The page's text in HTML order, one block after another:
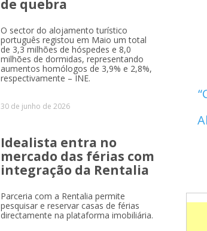
de quebra
O sector do alojamento turístico
português registou em Maio um total
de 3,3 milhões de hóspedes e 8,0
milhões de dormidas, representando
aumentos homólogos de 3,9% e 2,8%,
respectivamente – INE.
30 de junho de 2026
Idealista entra no
mercado das férias com
integração da Rentalia
Parceria com a Rentalia permite
pesquisar e reservar casas de férias
directamente na plataforma imobiliária.